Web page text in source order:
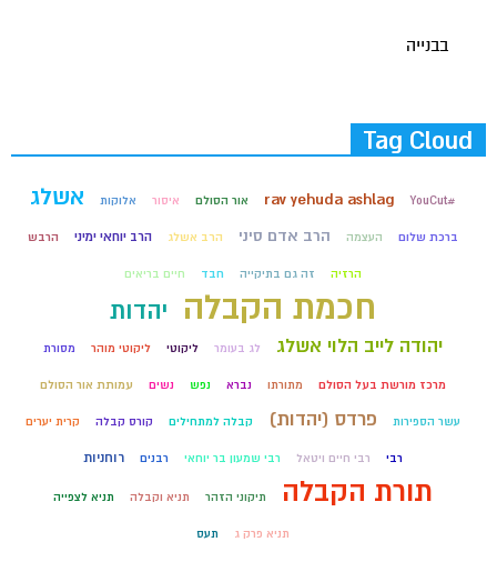
בבנייה
Tag Cloud
#YouCut
rav yehuda ashlag אור הסולם איסור אלוקות אשלג
ברכת שלום העצמה הרב אדם סיני הרב אשלג הרב יוחאי ימיני הרבש
הרזיה זה גם בתיקייה חבד חיים בריאים
חכמת הקבלה יהדות
יהודה לייב הלוי אשלג לג בעומר ליקוטי ליקוטי מוהר מסורת
מרכז מורשת בעל הסולם מתורתו נברא נפש נשים עמותת אור הסולם
עשר הספירות פרדס (יהדות) קבלה למתחילים קורס קבלה קרית יערים
רבי רבי חיים ויטאל רבי שמעון בר יוחאי רבנים רוחניות
תורת הקבלה תיקוני הזהר תניא וקבלה תניא לצפייה
תניא פרק ג תעס